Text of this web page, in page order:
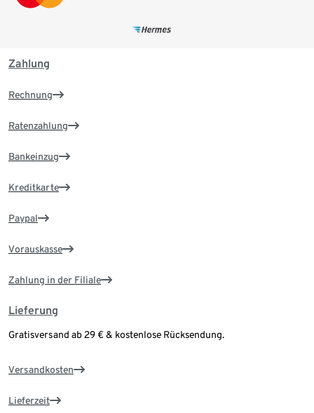
Zahlung
Rechnung
Ratenzahlung
Bankeinzug
Kreditkarte
Paypal
Vorauskasse
Zahlung in der Filiale
Lieferung
Gratisversand ab 29 € & kostenlose Rücksendung.
Versandkosten
Lieferzeit